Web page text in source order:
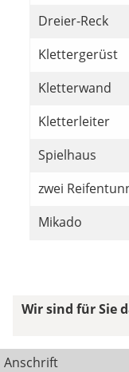
Dreier-Reck
Klettergerüst
Kletterwand
Kletterleiter
Spielhaus
zwei
Mikado
Wir sind für Sie
Anschrift